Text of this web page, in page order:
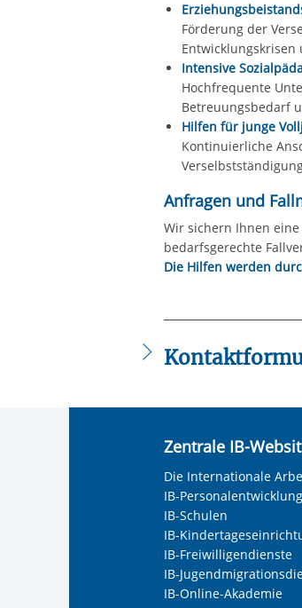
Förderung der
Entwicklungskrisen
Intensive
Hochfrequente
Betreuungsbedarf
Hilfen für junge
Kontinuierliche
Anfragen und
Wir sichern Ihnen
bedarfsgerechte
Die Hilfen werden
Keine Angabe
Frau
Herr
Neutrale Anrede
Unternehmen
Zentrale IB-
Die Internationale
IB-Personalentwicklung
IB-Schulen
IB-
IB-Freiwilligendienste
IB-
IB-Online-Akademie